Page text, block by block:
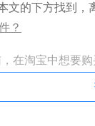
文的下方找到，
？
在淘宝中想要